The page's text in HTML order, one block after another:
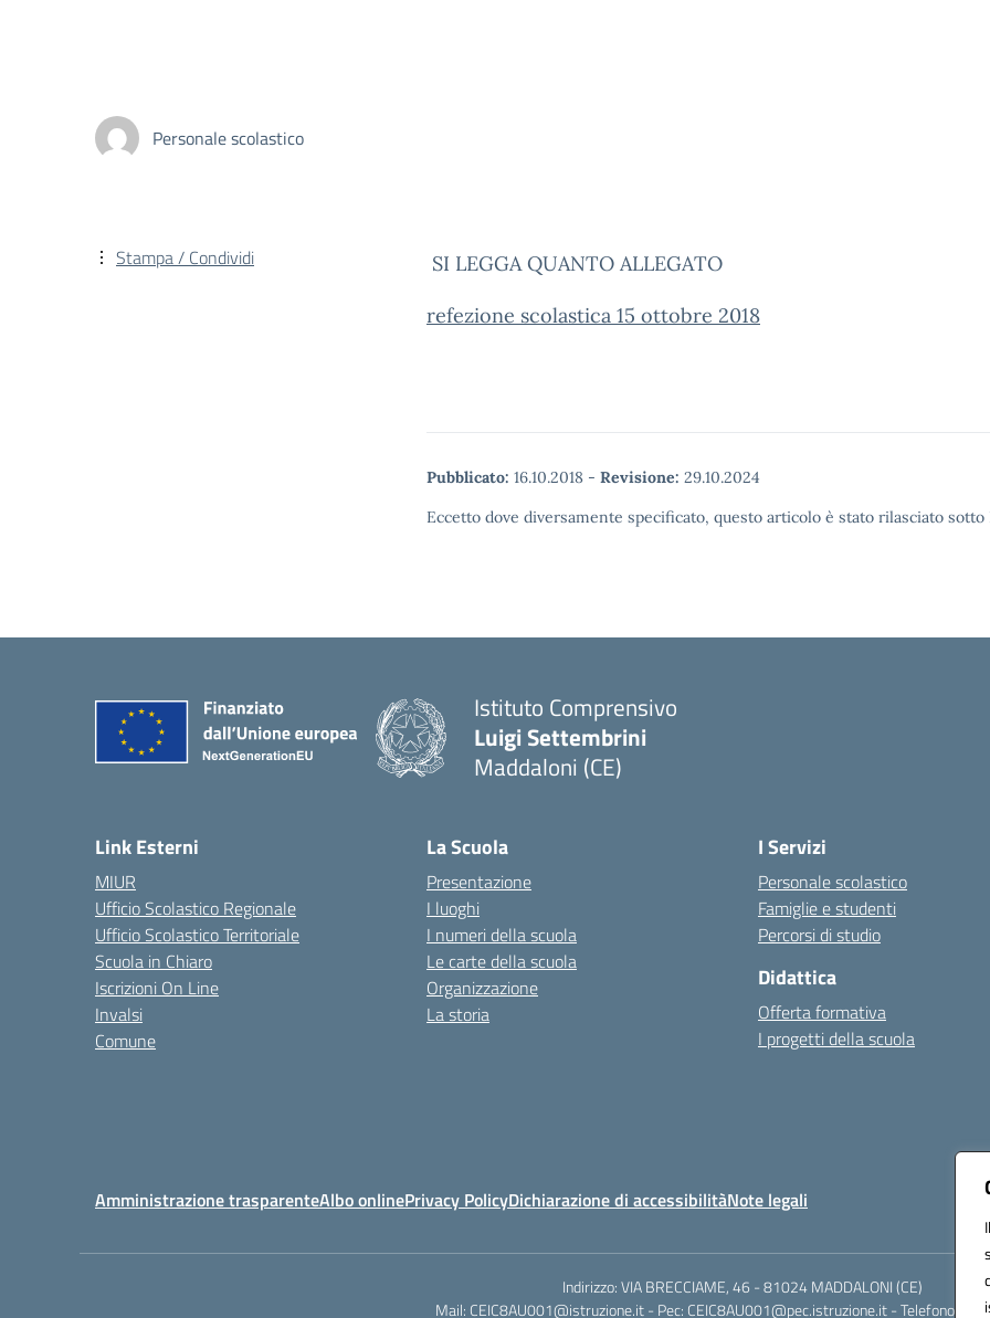
Personale scolastico
SI LEGGA QUANTO ALLEGATO
refezione scolastica 15 ottobre 2018
Pubblicato: 16.10.2018 - Revisione: 29.10.2024
Eccetto dove diversamente specificato, questo articolo è stato rilasciato
Stampa / Condividi
Istituto Comprensivo
Luigi Settembrini
Maddaloni (CE)
Link Esterni
MIUR
Ufficio Scolastico Regionale
Ufficio Scolastico Territoriale
Scuola in Chiaro
Iscrizioni On Line
Invalsi
Comune
La Scuola
Presentazione
I luoghi
I numeri della scuola
Le carte della scuola
Organizzazione
La storia
I Servizi
Personale scolastico
Famiglie e studenti
Percorsi di studio
Didattica
Offerta formativa
I progetti della scuola
Amministrazione trasparenteAlbo onlinePrivacy PolicyDichiarazione di accessibilitàNote legali
Indirizzo: VIA BRECCIAME, 46 - 81024 MADDALONI (CE)
Mail: CEIC8AU001@istruzione.it - Pec: CEIC8AU001@pec.istruzione.it - Telefono: